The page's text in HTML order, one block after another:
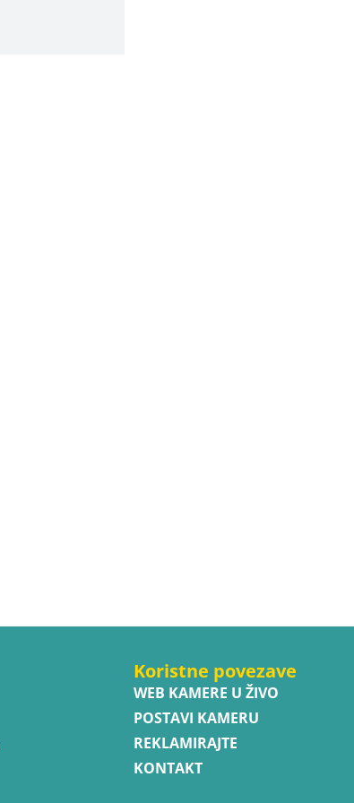
Koristne povezave
WEB KAMERE U ŽIVO
POSTAVI KAMERU
REKLAMIRAJTE
KONTAKT